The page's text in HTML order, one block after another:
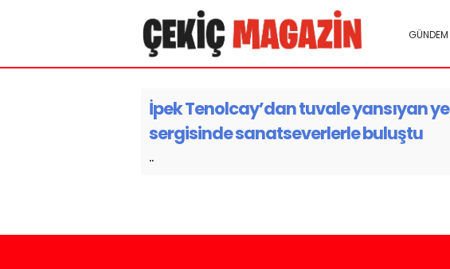
GÜNDEM
İpek Tenolcay’dan tuvale yansıyan
sergisinde sanatseverlerle buluştu
..